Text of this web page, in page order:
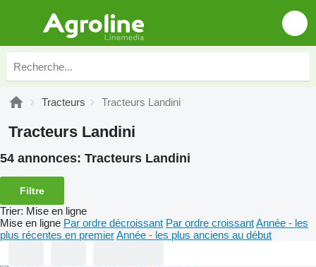
Tracteurs Tracteurs Landini
Tracteurs Landini
54 annonces: Tracteurs Landini
Filtre
Trier: Mise en ligne
Mise en ligne Par ordre décroissant Par ordre croissantAnnée - les
plus récentes en premierAnnée - les plus anciens au début